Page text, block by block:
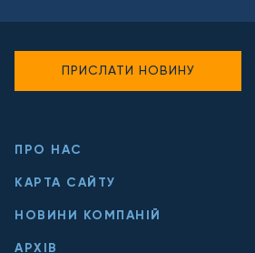
ПРО НАС
КАРТА САЙТУ
НОВИНИ КОМПАНІЙ
АРХІВ
ПРИСЛАТИ НОВИНУ